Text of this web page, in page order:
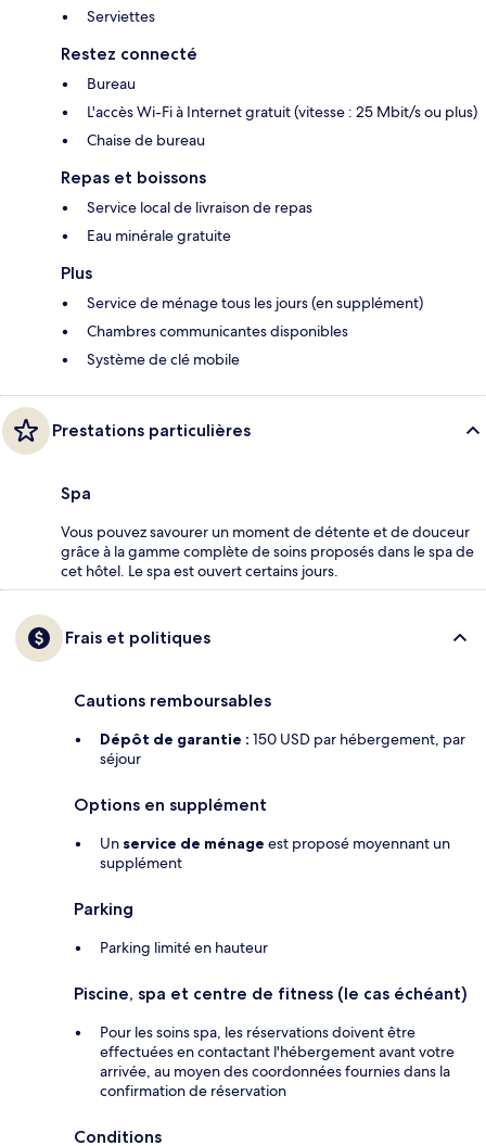
Serviettes
Restez connecté
Bureau
L'accès Wi-Fi à Internet gratuit (vitesse : 25 Mbit/s ou plus)
Chaise de bureau
Repas et boissons
Service local de livraison de repas
Eau minérale gratuite
Plus
Service de ménage tous les jours (en supplément)
Chambres communicantes disponibles
Système de clé mobile
Prestations particulières
Spa
Vous pouvez savourer un moment de détente et de douceur
grâce à la gamme complète de soins proposés dans le spa de
cet hôtel. Le spa est ouvert certains jours.
Frais et politiques
Cautions remboursables
Dépôt de garantie : 150 USD par hébergement, par
séjour
Options en supplément
Un service de ménage est proposé moyennant un
supplément
Parking
Parking limité en hauteur
Piscine, spa et centre de fitness (le cas échéant)
Pour les soins spa, les réservations doivent être
effectuées en contactant l'hébergement avant votre
arrivée, au moyen des coordonnées fournies dans la
confirmation de réservation
Conditions